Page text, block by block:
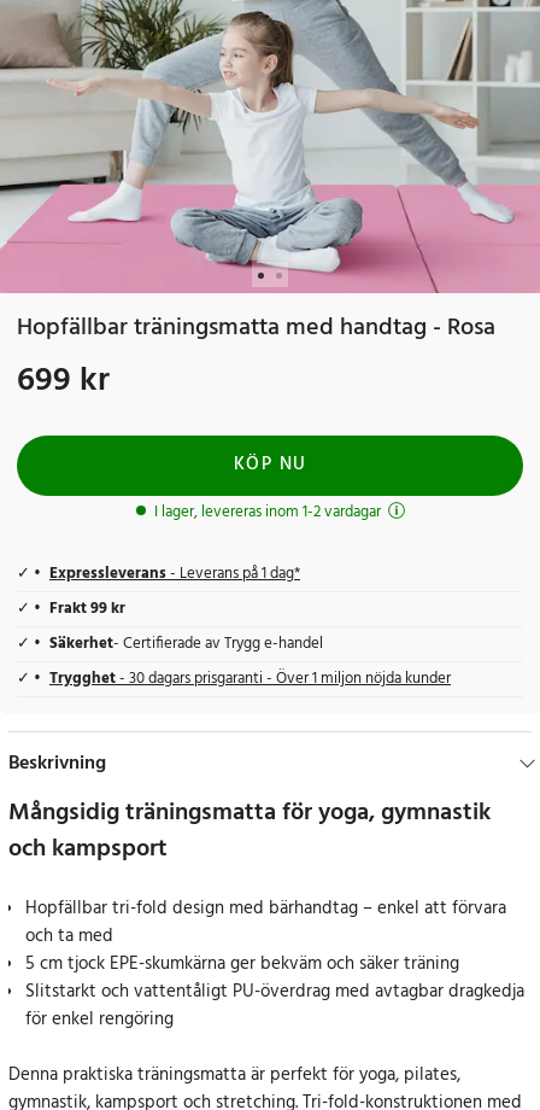
Hopfällbar träningsmatta med handtag - Rosa
Pris:699 kr
699 kr
KÖP NU
I lager, levereras inom 1-2 vardagar
Expressleverans- Leverans på 1 dag*
Frakt 99 kr
Säkerhet- Certifierade av Trygg e-handel
Trygghet- 30 dagars prisgaranti - Över 1 miljon nöjda kunder
Beskrivning
Mångsidig träningsmatta för yoga, gymnastik
och kampsport
Hopfällbar tri-fold design med bärhandtag – enkel att förvara
och ta med
5 cm tjock EPE-skumkärna ger bekväm och säker träning
Slitstarkt och vattentåligt PU-överdrag med avtagbar dragkedja
för enkel rengöring
Denna praktiska träningsmatta är perfekt för yoga, pilates,
gymnastik, kampsport och stretching. Tri-fold-konstruktionen med